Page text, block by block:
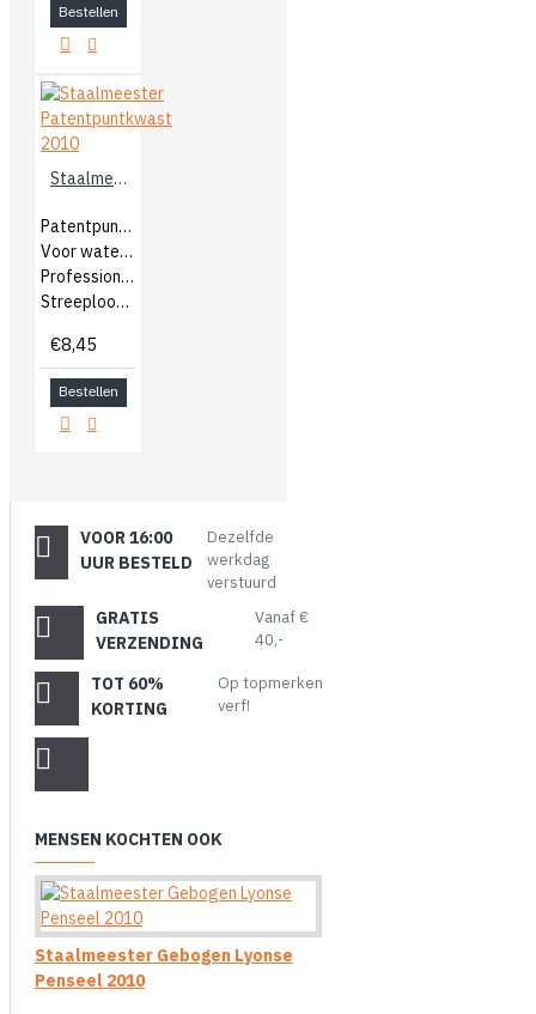
Bestellen
Staalmeester Patentpuntkwast 2010
Patentpuntkwast
Voor watergedragen en terpentine
Professionele kwast
Streeploos eindresultaat
€8,45
Bestellen
VOOR 16:00
UUR BESTELD
Dezelfde
werkdag
verstuurd
GRATIS
VERZENDING
Vanaf €
40,-
TOT 60%
KORTING
Op topmerken
verf!
MENSEN KOCHTEN OOK
Staalmeester Gebogen Lyonse
Penseel 2010